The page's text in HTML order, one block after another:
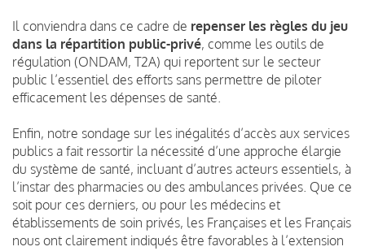
Il conviendra dans ce cadre de repenser les règles du jeu
dans la répartition public-privé, comme les outils de
régulation (ONDAM, T2A) qui reportent sur le secteur
public l’essentiel des efforts sans permettre de piloter
efficacement les dépenses de santé.
Enfin, notre sondage sur les inégalités d’accès aux services
publics a fait ressortir la nécessité d’une approche élargie
du système de santé, incluant d’autres acteurs essentiels, à
l’instar des pharmacies ou des ambulances privées. Que ce
soit pour ces derniers, ou pour les médecins et
établissements de soin privés, les Françaises et les Français
nous ont clairement indiqués être favorables à l’extension